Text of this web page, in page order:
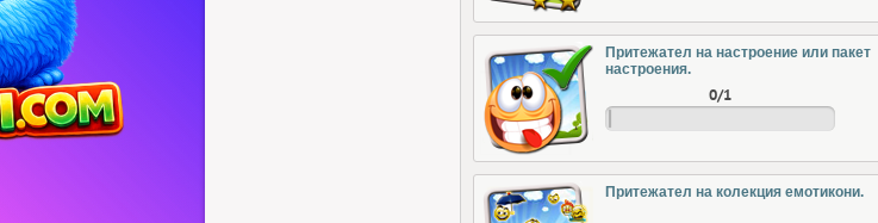
Притежател на настроение или пакет
настроения.
0/1
Притежател на колекция емотикони.